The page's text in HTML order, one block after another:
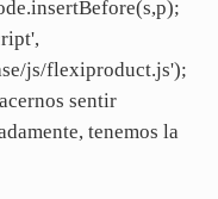
js/flexiproduct.js');
sentir
tenemos la